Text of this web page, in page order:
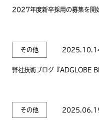
2027年度新卒採用の募集を開
その他
弊社技術ブログ『ADGLOBE
その他